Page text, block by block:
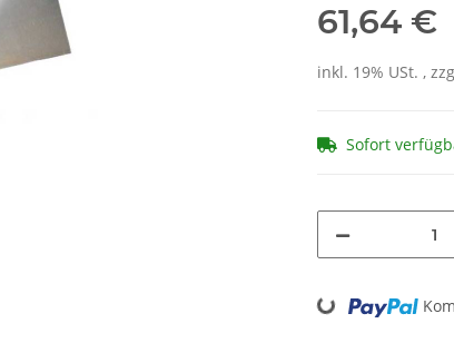
61,64 €
inkl. 19% USt. ,
Sofort
Loading...